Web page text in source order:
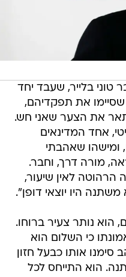
בלייר, שעבד יחד
את תפקדיהם,
את הצער שאני חש.
אחד המדינאים
ומישהו שאהבתי
מורה דרך, וחבר.
הרהוטה לאין שיעור,
היו יוצאי דופן".
הוא נותר צעיר ברוחו.
כי השלום הוא
אותו כבעל חזון
הוא התייחס לכל